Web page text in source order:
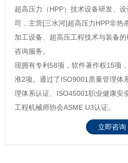
超高压力（HPP）技术设备研发、
司，主营[三水河]超高压力HPP非热
加工设备、超高压工程技术与装备
咨询服务。
现拥有专利58项，软件著作权15项
准2项。通过了ISO9001质量管理体
理体系认证、ISO45001职业健康安
工程机械师协会ASME U3认证。
立即咨询